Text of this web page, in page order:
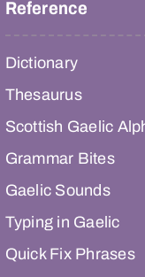
Reference
Dictionary
Thesaurus
Scottish Gaelic
Grammar Bites
Gaelic Sounds
Typing in Gaelic
Quick Fix Phrases